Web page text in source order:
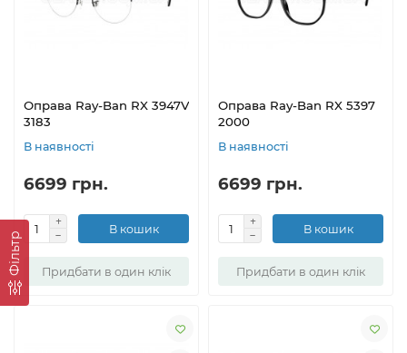
Оправа Ray-Ban RX 3947V
3183
В наявності
6699 грн.
В кошик
Придбати в один клік
Оправа Ray-Ban RX 5397
2000
В наявності
6699 грн.
В кошик
Придбати в один клік
Фільтр